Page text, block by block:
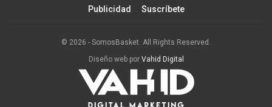
Publicidad
Suscríbete
© 2026 - SomosBasket. All Rights Reserved.
Diseño web por Vahid Digital